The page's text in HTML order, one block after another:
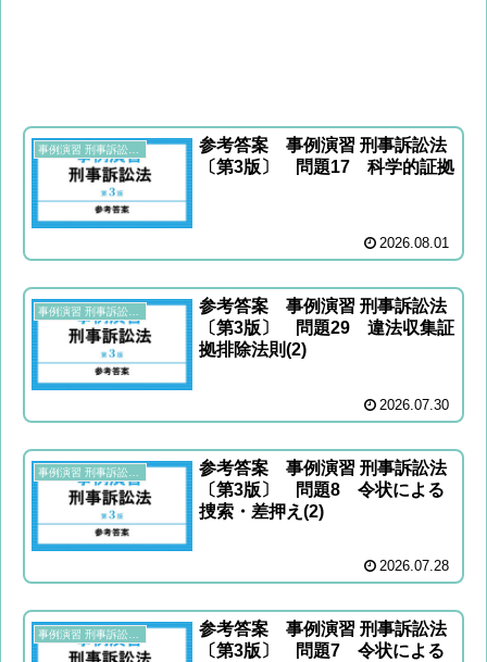
参考答案 事例演習 刑事訴訟法
〔第3版〕 問題17 科学的証拠
2026.08.01
参考答案 事例演習 刑事訴訟法
〔第3版〕 問題29 違法収集証
拠排除法則(2)
2026.07.30
参考答案 事例演習 刑事訴訟法
〔第3版〕 問題8 令状による
捜索・差押え(2)
2026.07.28
参考答案 事例演習 刑事訴訟法
〔第3版〕 問題7 令状による